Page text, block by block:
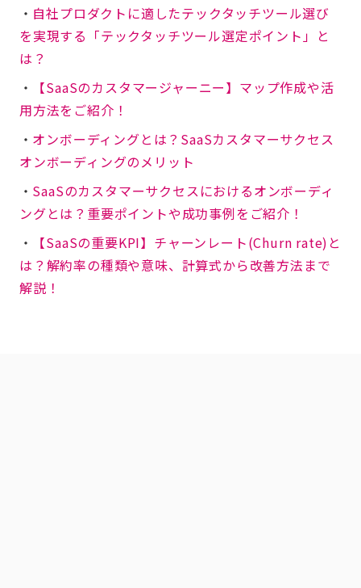
・ 自社プロダクトに適したテックタッチツール選び
を実現する「テックタッチツール選定ポイント」と
は？
・
【SaaSのカスタマージャーニー】マップ作成や活
用方法をご紹介！
・ オンボーディングとは？SaaSカスタマーサクセス
オンボーディングのメリット
・ SaaSのカスタマーサクセスにおけるオンボーディ
ングとは？重要ポイントや成功事例をご紹介！
・
【SaaSの重要KPI】チャーンレート(Churn rate)と
は？解約率の種類や意味、計算式から改善方法まで
解説！